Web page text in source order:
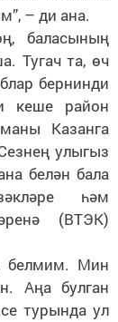
– ди ана.
баласының
Тугач та, өч
бернинди
кеше район
Казанга
улыгыз
белән бала
һәм
(ВТЭК)
белмим. Мин
Аңа булган
турында ул